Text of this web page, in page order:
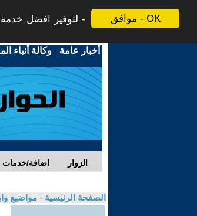
موافق - OK
لتوفير افضل
أخبار عامة -وكالة أنباء
اضافة/خدمات الزوار
الصفحة الرئيسية - مواضيع